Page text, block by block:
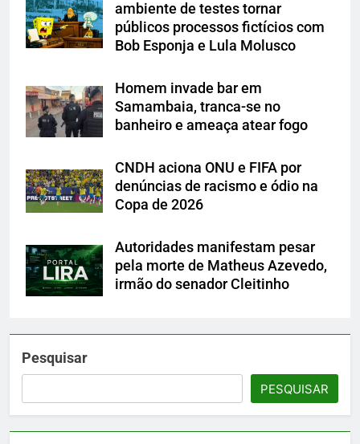
ambiente de testes tornar
públicos processos fictícios com
Bob Esponja e Lula Molusco
Homem invade bar em
Samambaia, tranca-se no
banheiro e ameaça atear fogo
CNDH aciona ONU e FIFA por
denúncias de racismo e ódio na
Copa de 2026
Autoridades manifestam pesar
pela morte de Matheus Azevedo,
irmão do senador Cleitinho
Pesquisar
PESQUISAR